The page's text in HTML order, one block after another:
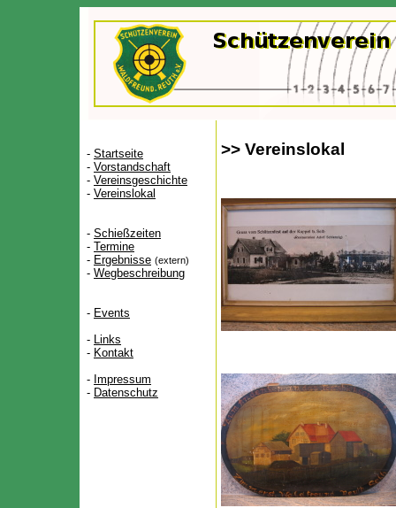
- Startseite
- Vorstandschaft
- Vereinsgeschichte
- Vereinslokal
- Schießzeiten
- Termine
- Ergebnisse (extern)
- Wegbeschreibung
- Events
- Links
- Kontakt
- Impressum
- Datenschutz
>> Vereinslokal